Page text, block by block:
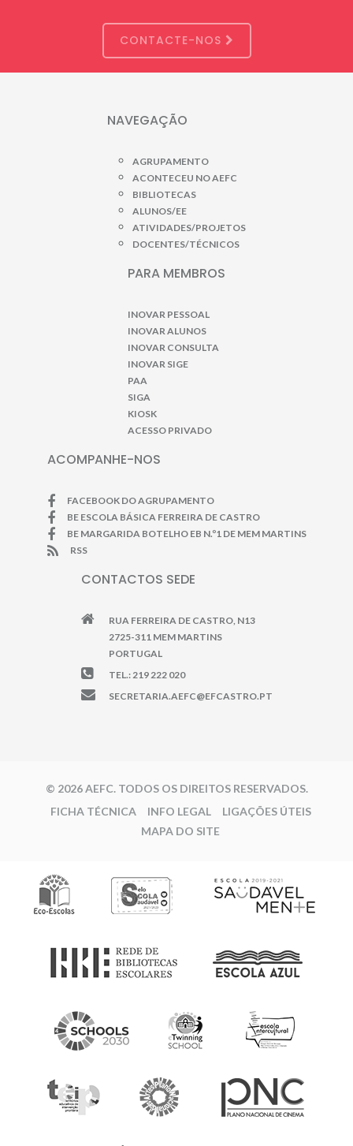
CONTACTE-NOS
NAVEGAÇÃO
AGRUPAMENTO
ACONTECEU NO AEFC
BIBLIOTECAS
ALUNOS/EE
ATIVIDADES/PROJETOS
DOCENTES/TÉCNICOS
PARA MEMBROS
INOVAR PESSOAL
INOVAR ALUNOS
INOVAR CONSULTA
INOVAR SIGE
PAA
SIGA
KIOSK
ACESSO PRIVADO
ACOMPANHE-NOS
FACEBOOK DO AGRUPAMENTO
BE ESCOLA BÁSICA FERREIRA DE CASTRO
BE MARGARIDA BOTELHO EB N.º1 DE MEM MARTINS
RSS
CONTACTOS SEDE
RUA FERREIRA DE CASTRO, N13
2725-311 MEM MARTINS
PORTUGAL
TEL.: 219 222 020
SECRETARIA.AEFC@EFCASTRO.PT
© 2026 AEFC. TODOS OS DIREITOS RESERVADOS.
FICHA TÉCNICA
INFO LEGAL
LIGAÇÕES ÚTEIS
MAPA DO SITE